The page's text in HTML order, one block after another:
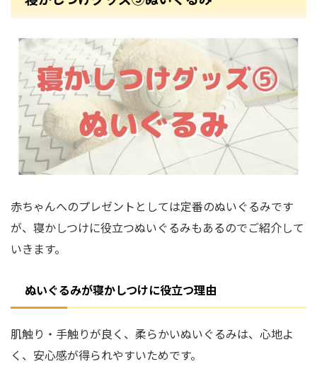
赤ちゃんへのプレゼントとしては定番のぬいぐるみです
が、寝かしつけに役立つぬいぐるみもあるのでご紹介して
いきます。
ぬいぐるみが寝かしつけに役立つ理由
肌触り・手触りが良く、柔らかいぬいぐるみは、心地よ
く、安心感が得られやすいためです。